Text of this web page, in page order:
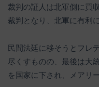
裁判の証人は北軍側に買
裁判となり、北軍に有利
民間法廷に移そうとフレ
尽くすものの、最後は大
を国家に下され、メアリ